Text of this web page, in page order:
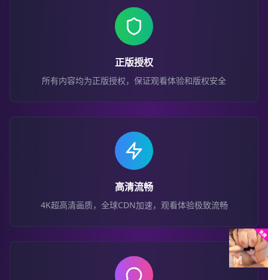
正版授权
所有内容均为正版授权，保证观看体验和版权安全
高清流畅
4K超高清画质，全球CDN加速，观看体验极致流畅